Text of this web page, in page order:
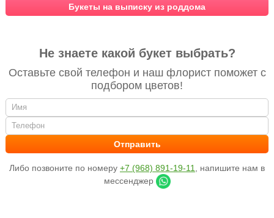
Букеты на выписку из роддома
Не знаете какой букет выбрать?
Оставьте свой телефон и наш флорист поможет с
подбором цветов!
Либо позвоните по номеру +7 (968) 891-19-11
, напишите нам в
мессенджер